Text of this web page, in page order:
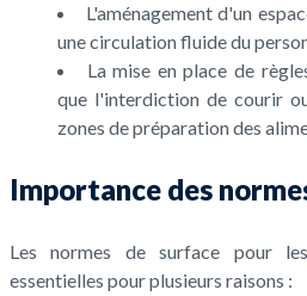
L'aménagement d'un
une circulation fluide du
La mise en place de
que l'interdiction de courir
zones de préparation des
Importance des
Les normes de surface pour
essentielles pour plusieurs raisons :